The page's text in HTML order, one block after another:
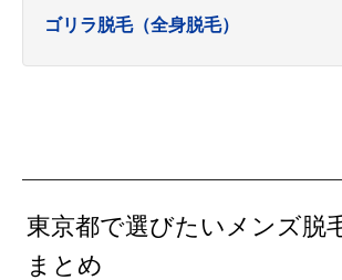
ゴリラ脱毛（全身脱毛）
東京都で選びたいメンズ脱
まとめ